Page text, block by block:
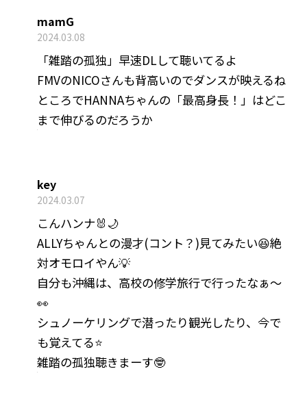
mamG
2024.03.08
「雑踏の孤独」早速DLして聴いてるよ
FMVのNICOさんも背高いのでダンスが映えるね
ところでHANNAちゃんの「最高身長！」はどこ
まで伸びるのだろうか
key
2024.03.07
こんハンナ🐰🌙
ALLYちゃんとの漫才(コント？)見てみたい😆絶
対オモロイやん💡
自分も沖縄は、高校の修学旅行で行ったなぁ～
👀
シュノーケリングで潜ったり観光したり、今で
も覚えてる⭐
雑踏の孤独聴きまーす🤓